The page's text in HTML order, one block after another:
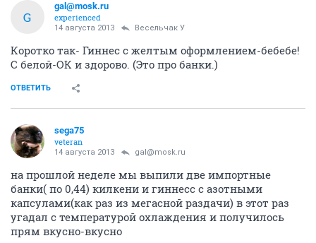
G
gal@mosk.ru
experienced
14 августа 2013 Весельчак У
Коротко так- Гиннес с желтым оформлением-бебебе!
С белой-ОК и здорово. (Это про банки.)
ОТВЕТИТЬ
sega75
veteran
14 августа 2013 gal@mosk.ru
на прошлой неделе мы выпили две импортные
банки( по 0,44) килкени и гиннесс с азотными
капсулами(как раз из мегасной раздачи) в этот раз
угадал с температурой охлаждения и получилось
прям вкусно-вкусно